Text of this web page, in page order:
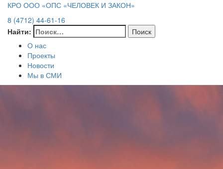
КРО ООО «ОПС «ЧЕЛОВЕК И ЗАКОН»
8 (4712) 44-61-16
Найти:
О нас
Проекты
Новости
Мы в СМИ